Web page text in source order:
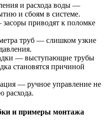
и расхода воды —
и сбоям в системе.
приводят к поломке
труб — слишком узкие
— выступающие трубы
становятся причиной
— ручное управление не
расхода.
и примеры монтажа